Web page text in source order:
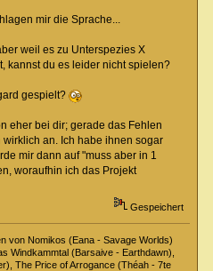
mir die Sprache...
weil es zu Unterspezies X
kannst du es leider nicht spielen?
gespielt?
eher bei dir; gerade das Fehlen
an. Ich habe ihnen sogar
mir dann auf "muss aber in 1
woraufhin ich das Projekt
Gespeichert
von Nomikos (Eana - Savage Worlds)
Windkammtal (Barsaive - Earthdawn),
The Price of Arrogance (Théah - 7te